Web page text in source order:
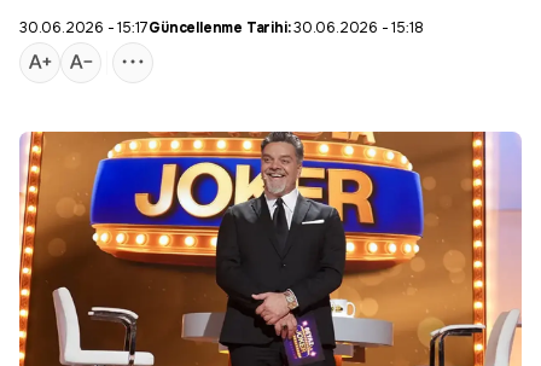
30.06.2026 - 15:17Güncellenme Tarihi:30.06.2026 - 15:18